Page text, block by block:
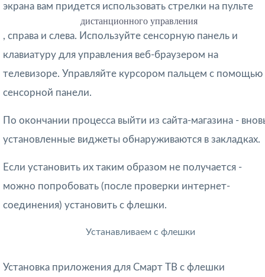
экрана вам придется использовать стрелки на пульте
дистанционного управления
, справа и слева. Используйте сенсорную панель и
клавиатуру для управления веб-браузером на
телевизоре. Управляйте курсором пальцем с помощью
сенсорной панели.
По окончании процесса выйти из сайта-магазина -
установленные виджеты обнаруживаются в закладках.
Если установить их таким образом не получается -
можно попробовать (после проверки интернет-
соединения) установить с флешки.
Устанавливаем с флешки
Установка приложения для Смарт ТВ с флешки